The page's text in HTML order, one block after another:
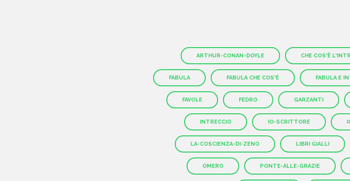
ARTHUR-CONAN-DOYLE CHE COS'È
FABULA FABULA CHE COS'È FABULA E
FAVOLE FEDRO GARZANTI
INTRECCIO IO-SCRITTORE
LA-COSCIENZA-DI-ZENO LIBRI GIALLI
OMERO PONTE-ALLE-GRAZIE